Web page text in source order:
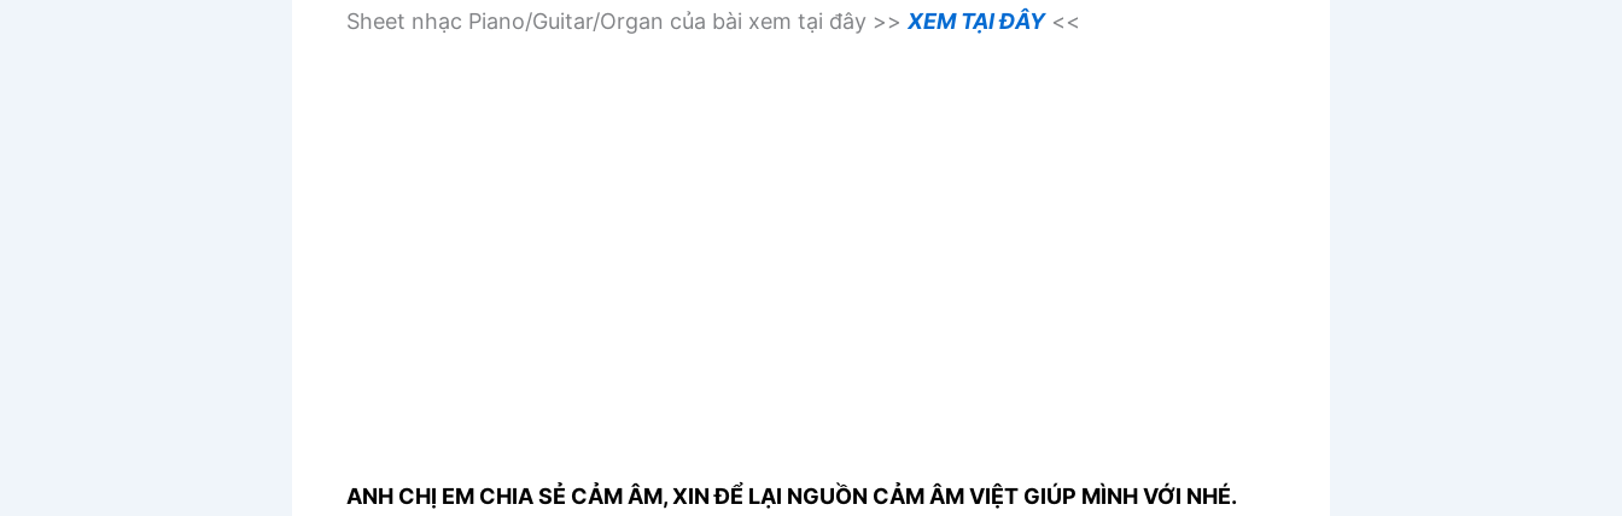
Sheet nhạc Piano/Guitar/Organ của bài xem tại đây >> XEM TẠI ĐÂY<<
ANH CHỊ EM CHIA SẺ CẢM ÂM, XIN ĐỂ LẠI NGUỒN CẢM ÂM VIỆT GIÚP MÌNH VỚI NHÉ.